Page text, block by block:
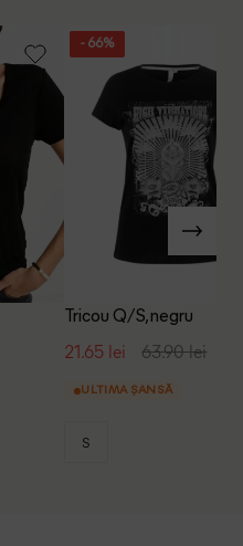
- 66%
Tricou Q/S, negru
21.65 lei 63.90 lei
ULTIMA ȘANSĂ
S